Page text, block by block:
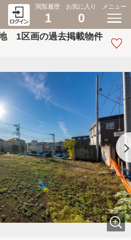
閲覧履歴
1
お気に入り
0
メニュー
1区画の過去掲載物件